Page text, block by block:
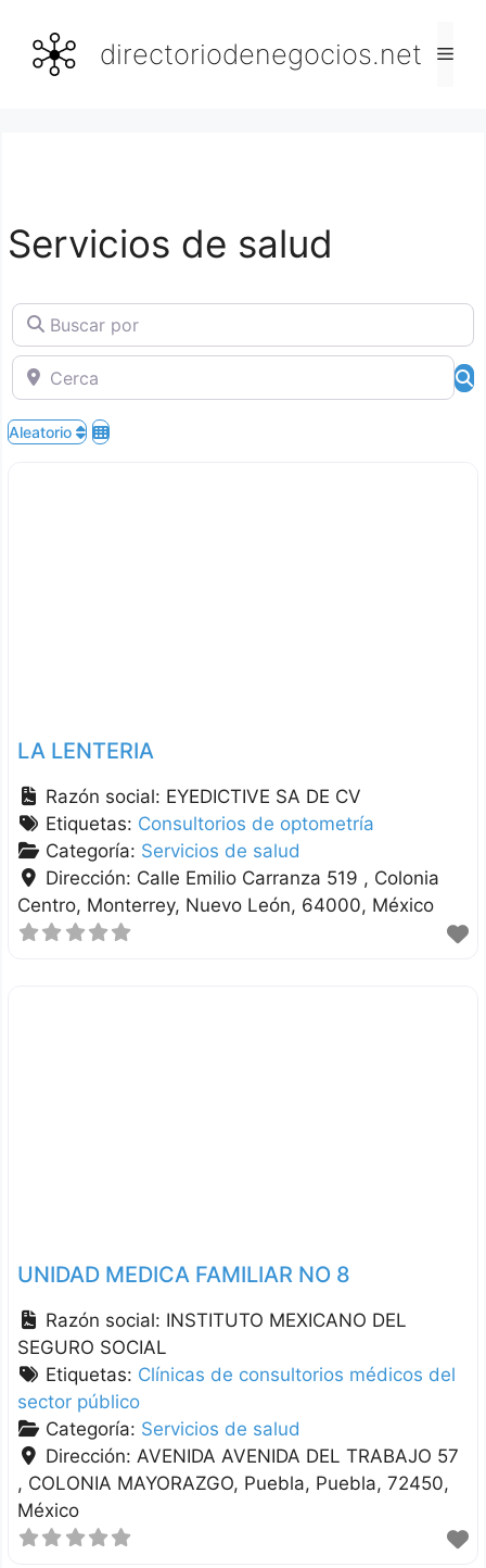
contenido
directoriodenegocios.net
Servicios de salud
Buscar por
Cerca
Aleatorio
LA LENTERIA
Razón social: EYEDICTIVE SA DE CV
Etiquetas: Consultorios de optometría
Categoría: Servicios de salud
Dirección: Calle Emilio Carranza 519 , Colonia
Centro Monterrey Nuevo León 64000 México
UNIDAD MEDICA FAMILIAR NO 8
Razón social: INSTITUTO MEXICANO DEL
SEGURO SOCIAL
Etiquetas: Clínicas de consultorios médicos del
sector público
Categoría: Servicios de salud
Dirección: AVENIDA AVENIDA DEL TRABAJO 57
, COLONIA MAYORAZGO Puebla Puebla 72450
México